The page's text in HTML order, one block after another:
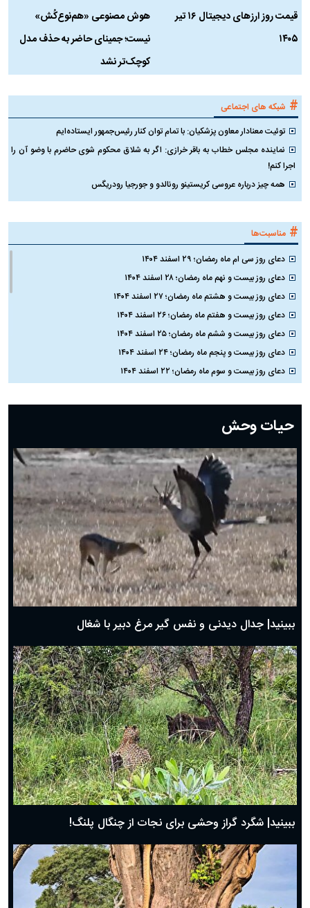
قیمت روز ارز‌های دیجیتال ۱۶ تیر
۱۴۰۵
هوش مصنوعی «هم‌نوع‌کُش»
نیست؛ جمینای حاضر به حذف مدل
کوچک‌تر نشد
# شبکه های اجتماعی
توئیت معنادار معاون پزشکیان: با تمام توان کنار رئیس‌جمهور ایستاده‌ایم
نماینده مجلس خطاب به باقر خرازی: اگر به شلاق محکوم شوی حاضرم با وضو آن را
اجرا کنم!
همه چیز درباره عروسی کریستینو رونالدو و جورجیا رودریگس
# مناسبت‌ها
دعای روز سی ام ماه رمضان؛ ۲۹ اسفند ۱۴۰۴
دعای روز بیست و نهم ماه رمضان؛ ۲۸ اسفند ۱۴۰۴
دعای روز بیست و هشتم ماه رمضان؛ ۲۷ اسفند ۱۴۰۴
دعای روز بیست و هفتم ماه رمضان؛ ۲۶ اسفند ۱۴۰۴
دعای روز بیست و ششم ماه رمضان؛ ۲۵ اسفند ۱۴۰۴
دعای روز بیست و پنجم ماه رمضان؛ ۲۴ اسفند ۱۴۰۴
دعای روز بیست و سوم ماه رمضان؛ ۲۲ اسفند ۱۴۰۴
دعای روز بیستم ماه رمضان؛ ۱۹ اسفند ۱۴۰۴
دعای روز هشتم ماه مبارک رمضان؛ ۷ اسفند ماه ۱۴۰۴
دعای روز هفتم ماه رمضان؛ ۶ اسفند ۱۴۰۴
دعای روز ششم ماه رمضان؛ ۵ اسفند ۱۴۰۴
دعای روز پنجم ماه رمضان؛ ۴ اسفند ۱۴۰۴
دعای روز چهارم ماه مبارک رمضان؛ ۳ اسفند ۱۴۰۴
دعای روز سوم ماه مبارک رمضان؛ ۱۴ اسفند ۱۴۰۴
دعای روز دوم ماه مبارک رمضان ۱ اسفند ماه ۱۴۰۴
دعای روز اول ماه مبارک رمضان، ۳۰ بهمن ۱۴۰۴
حضرت زینب(س) چگونه از دنیا رفت؟
بهترین پیامک تبریک روز پدر ۱۴۰۴؛ جملات زیبا و صمیمانه
حیات وحش
ببینید| جدال دیدنی و نفس گیر مرغ دبیر با شغال
ببینید| شگرد گراز وحشی برای نجات از چنگال پلنگ!